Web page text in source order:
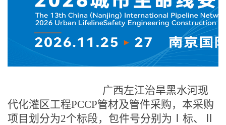
广西左江治旱黑水河现
代化灌区工程PCCP管材及管件采购，本采购
项目划分为2个标段，包件号分别为Ⅰ标、Ⅱ